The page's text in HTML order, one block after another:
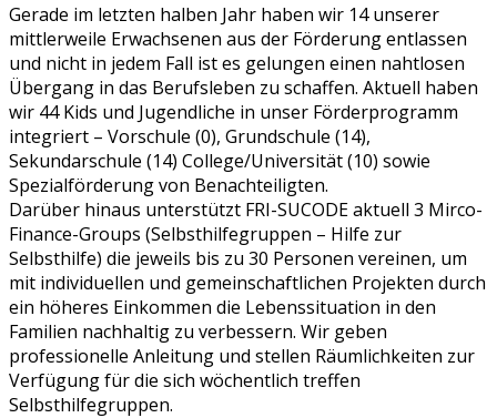
Gerade im letzten halben Jahr haben wir 14 unserer
mittlerweile Erwachsenen aus der Förderung entlassen
und nicht in jedem Fall ist es gelungen einen nahtlosen
Übergang in das Berufsleben zu schaffen. Aktuell haben
wir 44 Kids und Jugendliche in unser Förderprogramm
integriert – Vorschule (0), Grundschule (14),
Sekundarschule (14) College/Universität (10) sowie
Spezialförderung von Benachteiligten.
Darüber hinaus unterstützt FRI-SUCODE aktuell 3 Mirco-
Finance-Groups (Selbsthilfegruppen – Hilfe zur
Selbsthilfe) die jeweils bis zu 30 Personen vereinen, um
mit individuellen und gemeinschaftlichen Projekten durch
ein höheres Einkommen die Lebenssituation in den
Familien nachhaltig zu verbessern. Wir geben
professionelle Anleitung und stellen Räumlichkeiten zur
Verfügung für die sich wöchentlich treffen
Selbsthilfegruppen.